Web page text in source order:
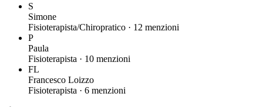
S
Simone
Fisioterapista/Chiropratico · 12 menzioni
P
Paula
Fisioterapista · 10 menzioni
FL
Francesco Loizzo
Fisioterapista · 6 menzioni